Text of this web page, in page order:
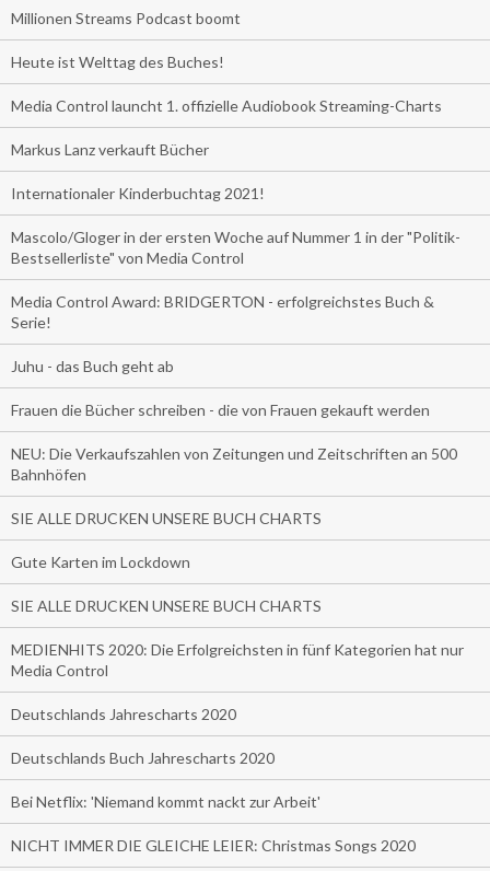
Millionen Streams Podcast boomt
Heute ist Welttag des Buches!
Media Control launcht 1. offizielle Audiobook Streaming-Charts
Markus Lanz verkauft Bücher
Internationaler Kinderbuchtag 2021!
Mascolo/Gloger in der ersten Woche auf Nummer 1 in der "Politik-
Bestsellerliste" von Media Control
Media Control Award: BRIDGERTON - erfolgreichstes Buch &
Serie!
Juhu - das Buch geht ab
Frauen die Bücher schreiben - die von Frauen gekauft werden
NEU: Die Verkaufszahlen von Zeitungen und Zeitschriften an 500
Bahnhöfen
SIE ALLE DRUCKEN UNSERE BUCH CHARTS
Gute Karten im Lockdown
SIE ALLE DRUCKEN UNSERE BUCH CHARTS
MEDIENHITS 2020: Die Erfolgreichsten in fünf Kategorien hat nur
Media Control
Deutschlands Jahrescharts 2020
Deutschlands Buch Jahrescharts 2020
Bei Netflix: 'Niemand kommt nackt zur Arbeit'
NICHT IMMER DIE GLEICHE LEIER: Christmas Songs 2020